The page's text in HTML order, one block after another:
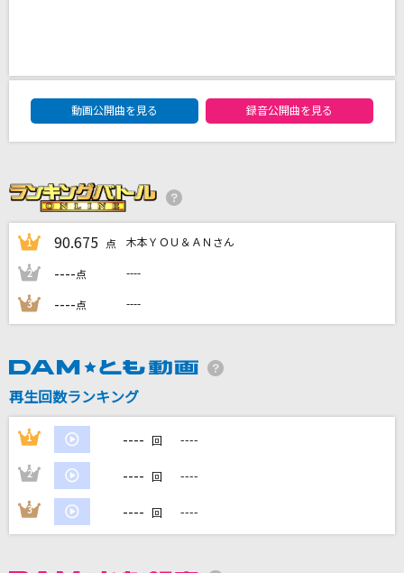
[生音]星空のディスタンス(原曲キー)
MILGRAM アマネ(CV:田中美海)
高嶺の花子さん
back number
サヨナラの意味
AKASAKI
カラオケ最新情報をチェック！
DAM★ともボーカルエントリーランキング
動画公開曲を見る
録音公開曲を見る
1 90.675 点 木本ＹＯＵ＆ＡＮさん
2 ----点 ----
3 ----点 ----
再生回数ランキング
1 ---- 回 ----
2 ---- 回 ----
3 ---- 回 ----